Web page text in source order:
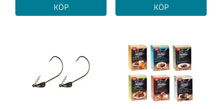
KÖP KÖP